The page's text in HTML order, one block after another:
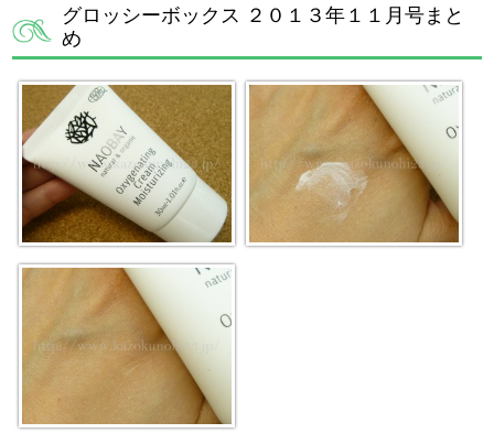
グロッシーボックス ２０１３年１１月号まと
め